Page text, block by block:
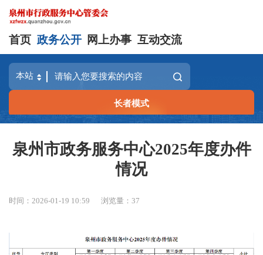
首页 政务公开 网上办事 互动交流
长者模式
泉州市政务服务中心2025年度办件
情况
时间：2026-01-19 10:59 浏览量：37